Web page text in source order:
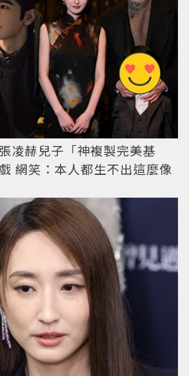
凌赫兒子「神複製完美基
網笑：本人都生不出這麼像